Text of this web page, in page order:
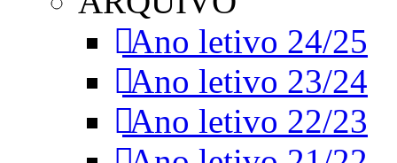
Ano letivo 24/25
Ano letivo 23/24
Ano letivo 22/23